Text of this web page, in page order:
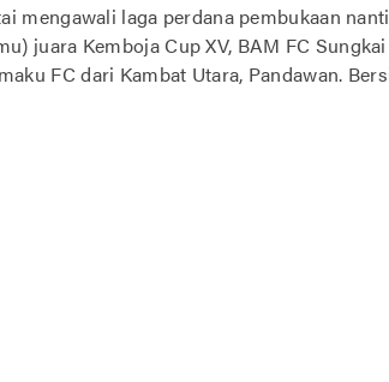
mengawali laga perdana pembukaan
juara Kemboja Cup XV, BAM FC
FC dari Kambat Utara, Pandawan.